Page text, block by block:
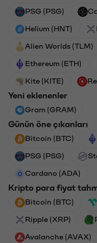
PSG (PSG)
Helium (HNT)
Alien Worlds (TLM)
Ethereum (ETH)
Kite (KITE)
Yeni eklenenler
Gram (GRAM)
Günün öne çıkanları
Bitcoin (BTC)
PSG (PSG)
Cardano (ADA)
Kripto para fiyat
Bitcoin (BTC)
Ripple (XRP)
Avalanche (AVAX)